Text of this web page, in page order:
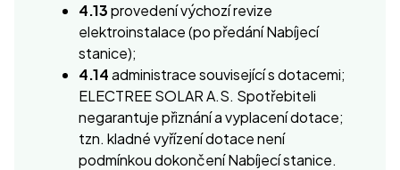
4.13provedení výchozí revize
elektroinstalace (po předání Nabíjecí
stanice);
4.14administrace související s dotacemi;
ELECTREE SOLAR A.S. Spotřebiteli
negarantuje přiznání a vyplacení dotace;
tzn. kladné vyřízení dotace není
podmínkou dokončení Nabíjecí stanice.